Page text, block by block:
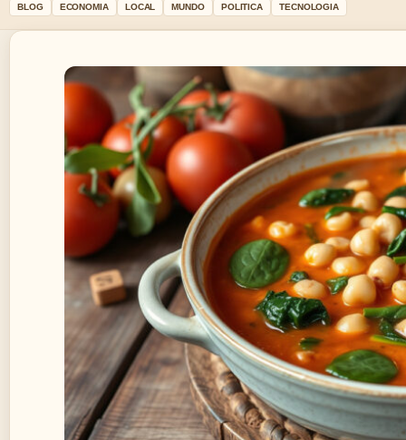
BLOG ECONOMIA LOCAL MUNDO POLITICA TECNOLOGIA